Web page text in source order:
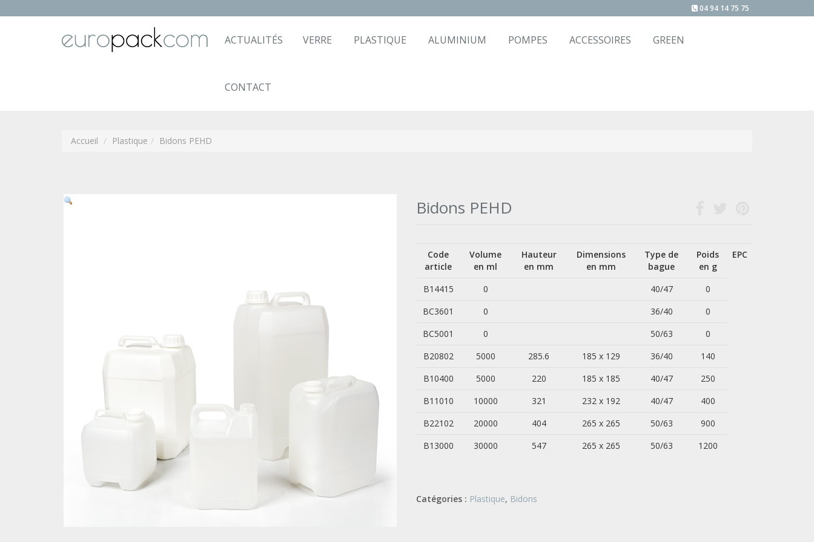
04 94 14 75 75
ACTUALITÉS VERRE PLASTIQUE ALUMINIUM POMPES ACCESSOIRES GREEN
CONTACT
Accueil Plastique Bidons PEHD
Bidons PEHD
Code
article
Volume
en ml
Hauteur
en mm
Dimensions
en mm
Type de
bague
Poids
en g
EPC
B14415 0 40/47
0
BC3601
0 36/40
0
BC5001
0 50/63
0
B20802
5000 285.6 185 x 129 36/40
140
B10400
5000 220 185 x 185 40/47
250
B11010
10000 321 232 x 192 40/47
400
B22102
20000 404 265 x 265 50/63
900
B13000
30000 547 265 x 265 50/63 1200
Catégories : Plastique, Bidons